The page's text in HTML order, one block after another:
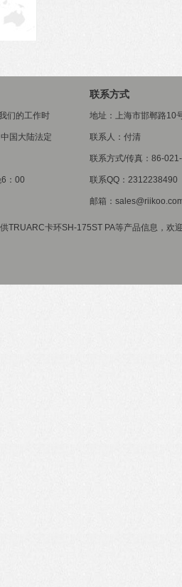
们的工作时
国大陆法定
：00
联系方式
地址：上海市邯郸路10
联系人：付清
联系方式/传真：86-
联系QQ：2312238490
邮箱：
TRUARC卡环SH-175ST PA等产品信息，欢